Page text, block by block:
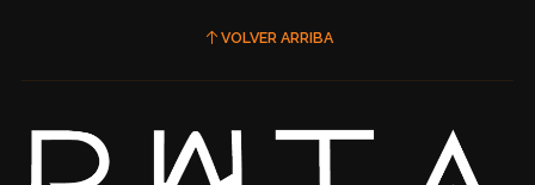
VOLVER ARRIBA